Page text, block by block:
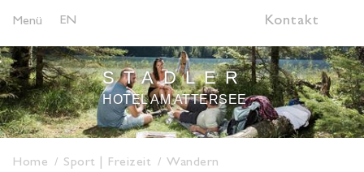
STADLER
HOTEL AM ATTERSEE
Home Sport | Freizeit Wandern
Menü EN Kontakt